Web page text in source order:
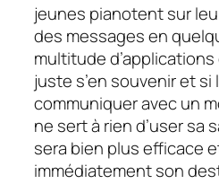
jeunes pianotent sur
des messages en
multitude
juste s’en souvenir et si
communiquer avec un
ne sert à rien d’user sa
sera bien plus efficace
immédiatement son